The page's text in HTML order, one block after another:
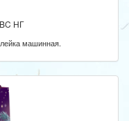
НГ
машинная.